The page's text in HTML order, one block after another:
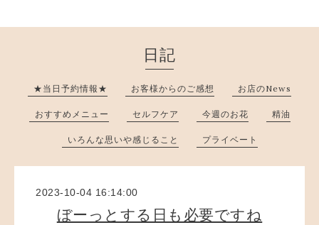
日記
★当日予約情報★ お客様からのご感想 お店のNews
おすすめメニュー セルフケア 今週のお花 精油
いろんな思いや感じること プライベート
2023-10-04 16:14:00
ぼーっとする日も必要ですね